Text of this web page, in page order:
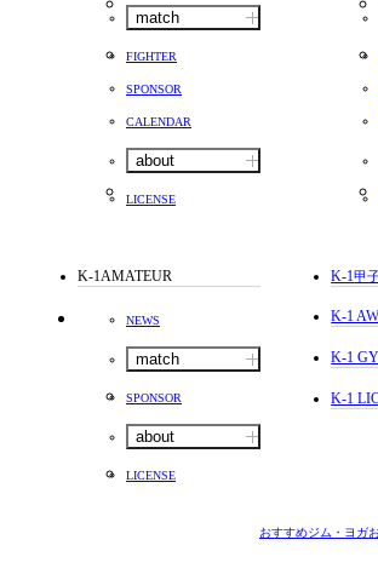
match
FIGHTER
SPONSOR
CALENDAR
about
LICENSE
K-1AMATEUR
NEWS
match
SPONSOR
about
LICENSE
K-1甲
K-1
K-1
K-1
おすすめジム・ヨガ